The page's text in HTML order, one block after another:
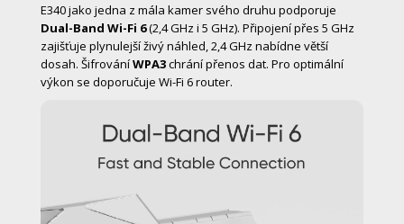
E340 jako jedna z mála kamer svého druhu podporuje
Dual-Band Wi-Fi 6(2,4 GHz i 5 GHz). Připojení přes 5 GHz
zajišťuje plynulejší živý náhled, 2,4 GHz nabídne větší
dosah. ŠifrováníWPA3chrání přenos dat. Pro optimální
výkon se doporučuje Wi-Fi 6 router.